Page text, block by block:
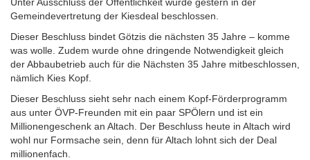
Gemeindevertretung der Kiesdeal beschlossen.
Dieser Beschluss bindet Götzis die nächsten 35 Jahre – komme
was wolle. Zudem wurde ohne dringende Notwendigkeit gleich
der Abbaubetrieb auch für die Nächsten 35 Jahre mitbeschlossen,
nämlich Kies Kopf.
Dieser Beschluss sieht sehr nach einem Kopf-Förderprogramm
aus unter ÖVP-Freunden mit ein paar SPÖlern und ist ein
Millionengeschenk an Altach. Der Beschluss heute in Altach wird
wohl nur Formsache sein, denn für Altach lohnt sich der Deal
millionenfach.